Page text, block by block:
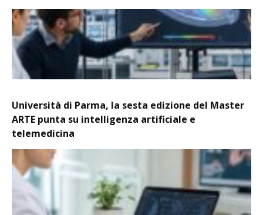
Università di Parma, la sesta edizione del Master
ARTE punta su intelligenza artificiale e
telemedicina